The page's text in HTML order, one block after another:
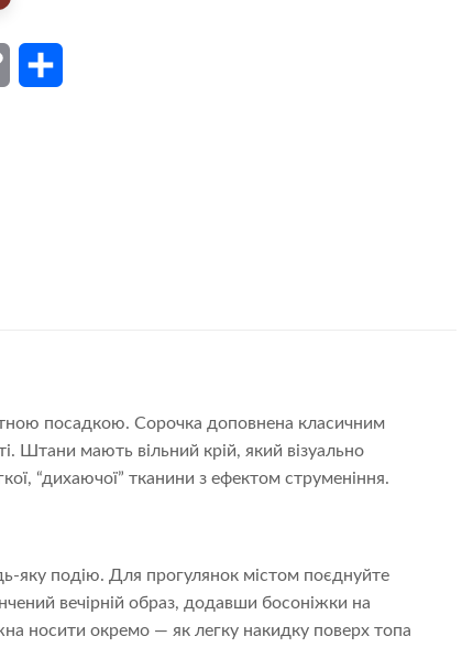
Copy
посадкою. Сорочка доповнена класичним
Штани мають вільний крій, який візуально
“дихаючої” тканини з ефектом струменіння.
яку подію. Для прогулянок містом поєднуйте
вечірній образ, додавши босоніжки на
носити окремо — як легку накидку поверх топа